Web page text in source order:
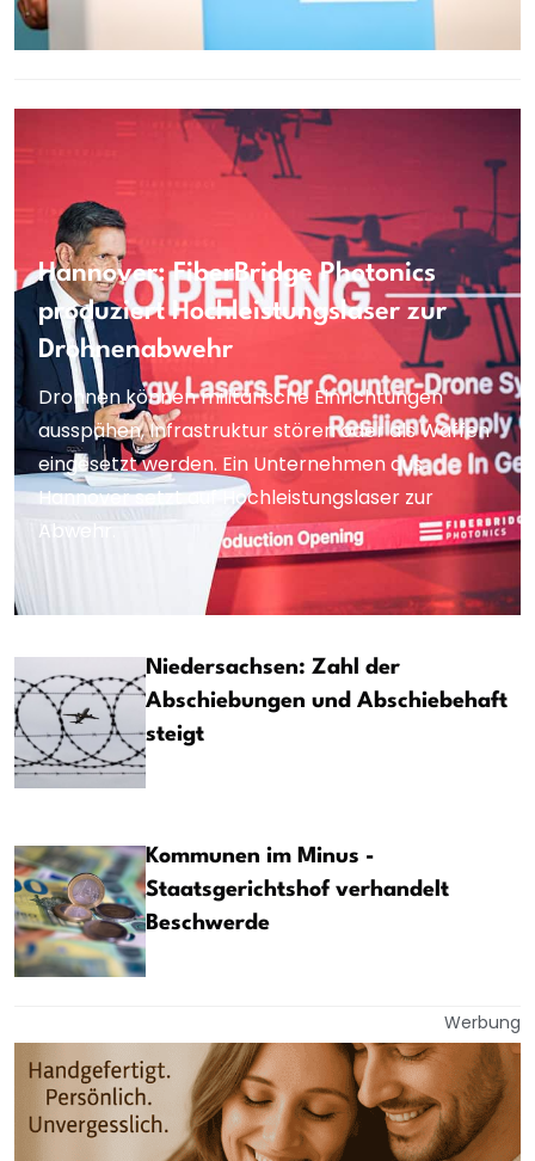
Hannover: FiberBridge Photonics
produziert Hochleistungslaser zur
Drohnenabwehr
Drohnen können militärische Einrichtungen
ausspähen, Infrastruktur stören oder als Waffen
eingesetzt werden. Ein Unternehmen aus
Hannover setzt auf Hochleistungslaser zur
Abwehr.
Niedersachsen: Zahl der
Abschiebungen und Abschiebehaft
steigt
Kommunen im Minus -
Staatsgerichtshof verhandelt
Beschwerde
Werbung